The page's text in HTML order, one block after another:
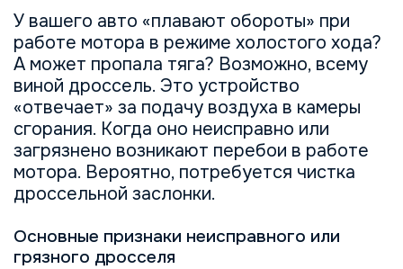
У вашего авто «плавают обороты» при
работе мотора в режиме холостого хода?
А может пропала тяга? Возможно, всему
виной дроссель. Это устройство
«отвечает» за подачу воздуха в камеры
сгорания. Когда оно неисправно или
загрязнено возникают перебои в работе
мотора. Вероятно, потребуется чистка
дроссельной заслонки.
Основные признаки неисправного или
грязного дросселя